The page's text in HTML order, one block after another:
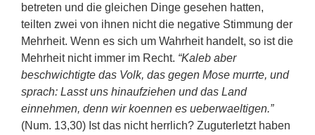
betreten und die gleichen Dinge gesehen hatten,
teilten zwei von ihnen nicht die negative Stimmung der
Mehrheit. Wenn es sich um Wahrheit handelt, so ist die
Mehrheit nicht immer im Recht. “Kaleb aber
beschwichtigte das Volk, das gegen Mose murrte, und
sprach: Lasst uns hinaufziehen und das Land
einnehmen, denn wir koennen es ueberwaeltigen.”
(Num. 13,30) Ist das nicht herrlich? Zuguterletzt haben